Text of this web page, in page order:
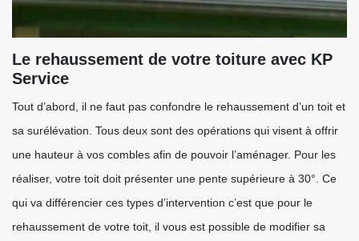
Le rehaussement de votre toiture avec KP
Service
Tout d’abord, il ne faut pas confondre le rehaussement d’un toit et
sa surélévation. Tous deux sont des opérations qui visent à offrir
une hauteur à vos combles afin de pouvoir l’aménager. Pour les
réaliser, votre toit doit présenter une pente supérieure à 30°. Ce
qui va différencier ces types d’intervention c’est que pour le
rehaussement de votre toit, il vous est possible de modifier sa